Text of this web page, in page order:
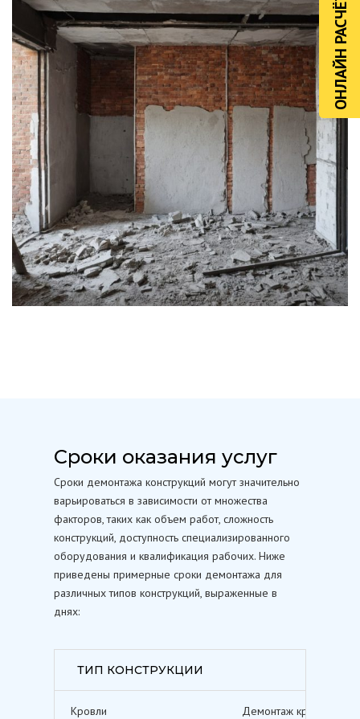
ОНЛАЙН РАСЧЁТ
Сроки оказания услуг
Сроки демонтажа конструкций могут значительно
варьироваться в зависимости от множества
факторов, таких как объем работ, сложность
конструкций, доступность специализированного
оборудования и квалификация рабочих. Ниже
приведены примерные сроки демонтажа для
различных типов конструкций, выраженные в
днях:
ТИП КОНСТРУКЦИИ
Кровли Демонтаж кровельных